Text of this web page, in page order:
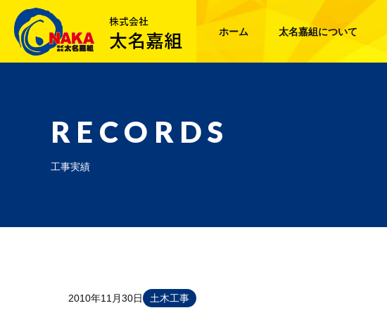
ホーム 太名嘉組について
RECORDS
工事実績
2010年11月30日 土木工事